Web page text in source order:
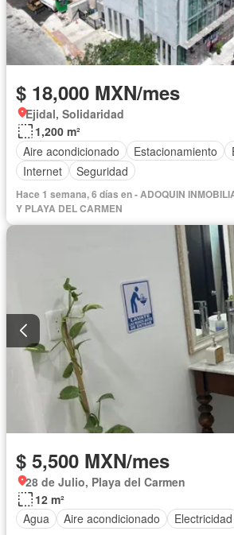
$ 18,000 MXN/mes
Ejidal, Solidaridad
1,200 m²
Aire acondicionado
Estacionamiento
Internet
Seguridad
Hace 1 semana, 6 días en - ADOQUIN
Y PLAYA DEL CARMEN
$ 5,500 MXN/mes
28 de Julio, Playa del Carmen
12 m²
Agua
Aire acondicionado Electricidad